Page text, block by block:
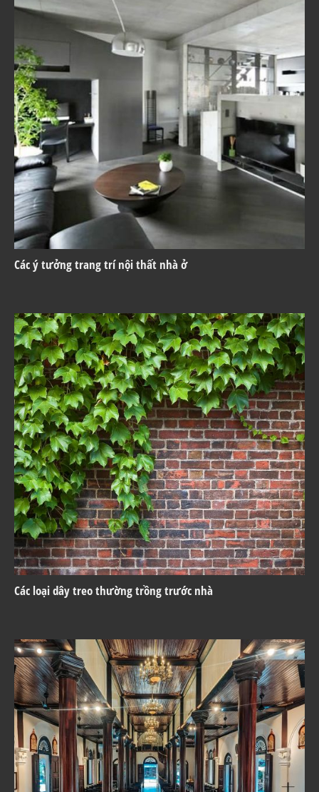
Các ý tưởng trang trí nội thất nhà ở
Các loại dây treo thường trồng trước nhà